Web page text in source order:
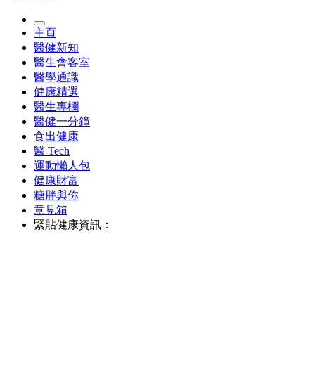
主頁
醫健新知
醫生會客室
醫學通識
健康精選
醫生專欄
醫健一分鐘
食出健康
醫 Tech
運動懶人包
健康財富
糖胖與你
意見箱
緊貼健康資訊：